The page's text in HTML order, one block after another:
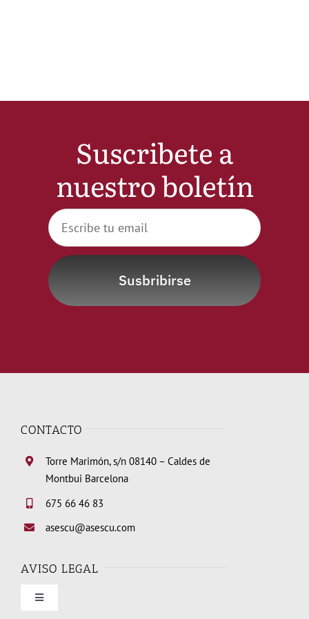
WooCommerce My Account
WooCommerce Cart
Suscribete a
nuestro boletín
Susbribirse
CONTACTO
Torre Marimón, s/n 08140 – Caldes de
Montbui Barcelona
675 66 46 83
asescu@asescu.com
AVISO LEGAL
Toggle